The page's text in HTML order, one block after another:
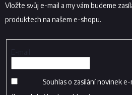
Vložte svůj e-mail a my vám budeme
produktech na našem e-shopu.
Souhlas o zasílání novinek e-